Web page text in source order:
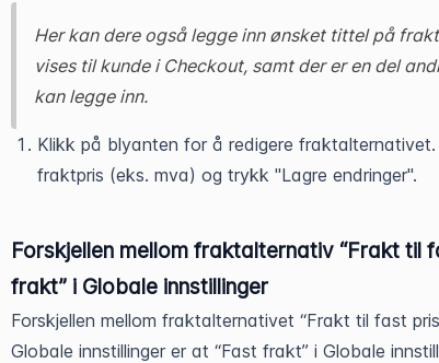
Her kan dere også legge inn ønsket tittel på
vises til kunde i Checkout, samt der er en del
kan legge inn.
Klikk på blyanten for å redigere
fraktpris (eks. mva) og trykk "Lagre endringer".
Forskjellen mellom fraktalternativ “Frakt til
frakt” i Globale innstillinger
Forskjellen mellom fraktalternativet “Frakt til fast
Globale innstillinger er at “Fast frakt” i Globale